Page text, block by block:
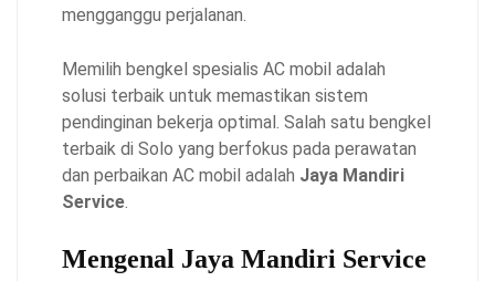
mengganggu perjalanan.
Memilih bengkel spesialis AC mobil adalah
solusi terbaik untuk memastikan sistem
pendinginan bekerja optimal. Salah satu bengkel
terbaik di Solo yang berfokus pada perawatan
dan perbaikan AC mobil adalah Jaya Mandiri
Service.
Mengenal Jaya Mandiri Service